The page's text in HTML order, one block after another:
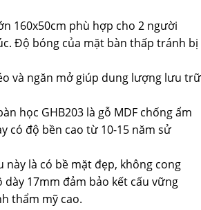
160x50cm phù hợp cho 2 người
Độ bóng của mặt bàn thấp tránh bị
và ngăn mở giúp dung lượng lưu trữ
học GHB203 là gỗ MDF chống ẩm
có độ bền cao từ 10-15 năm sử
này là có bề mặt đẹp, không cong
17mm đảm bảo kết cấu vững
thẩm mỹ cao.